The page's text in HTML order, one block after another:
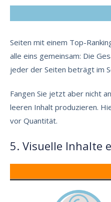
Seiten mit einem Top-
alle eins gemeinsam: Die
jeder der Seiten beträgt im
Fangen Sie jetzt aber nicht
leeren Inhalt produzieren.
vor Quantität.
5. Visuelle Inhalte